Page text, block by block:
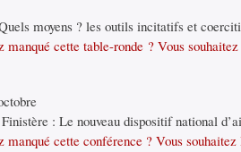
moyens ? les outils incitatifs et
manqué cette table-ronde ? Vous
: Le nouveau dispositif national
manqué cette conférence ? Vous